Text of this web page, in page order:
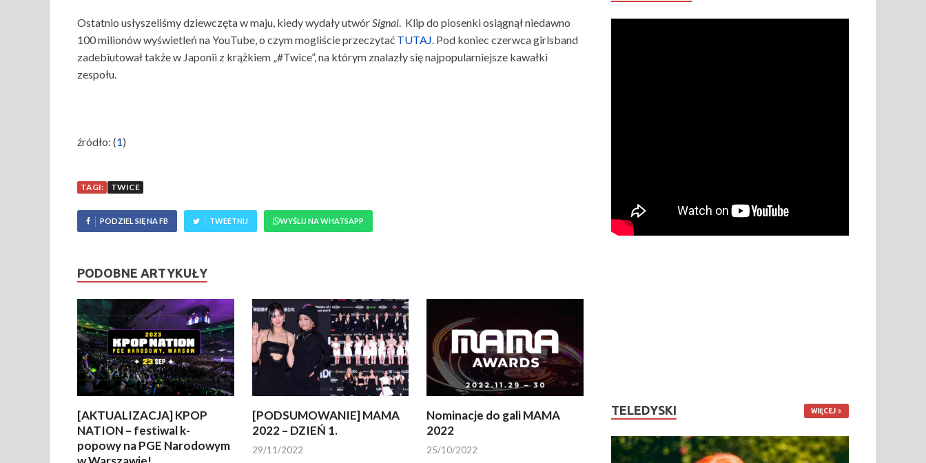
Ostatnio usłyszeliśmy dziewczęta w maju, kiedy wydały utwórSignal. Klip do piosenki osiągnął niedawno
100 milionów wyświetleń na YouTube, o czym mogliście przeczytać TUTAJ. Pod koniec czerwca girlsband
zadebiutował także w Japonii z krążkiem „#Twice”, na którym znalazły się najpopularniejsze kawałki
zespołu.
źródło: (1)
TAGI: TWICE
PODZIEL SIĘ NA FB TWEETNIJ WYŚLIJ NA WHATSAPP
PODOBNE ARTYKUŁY
[AKTUALIZACJA] KPOP
NATION – festiwal k-
popowy na PGE Narodowym
[PODSUMOWANIE] MAMA
2022 – DZIEŃ 1.
29/11/2022
Nominacje do gali MAMA
2022
25/10/2022
TELEDYSKI WIĘCEJ